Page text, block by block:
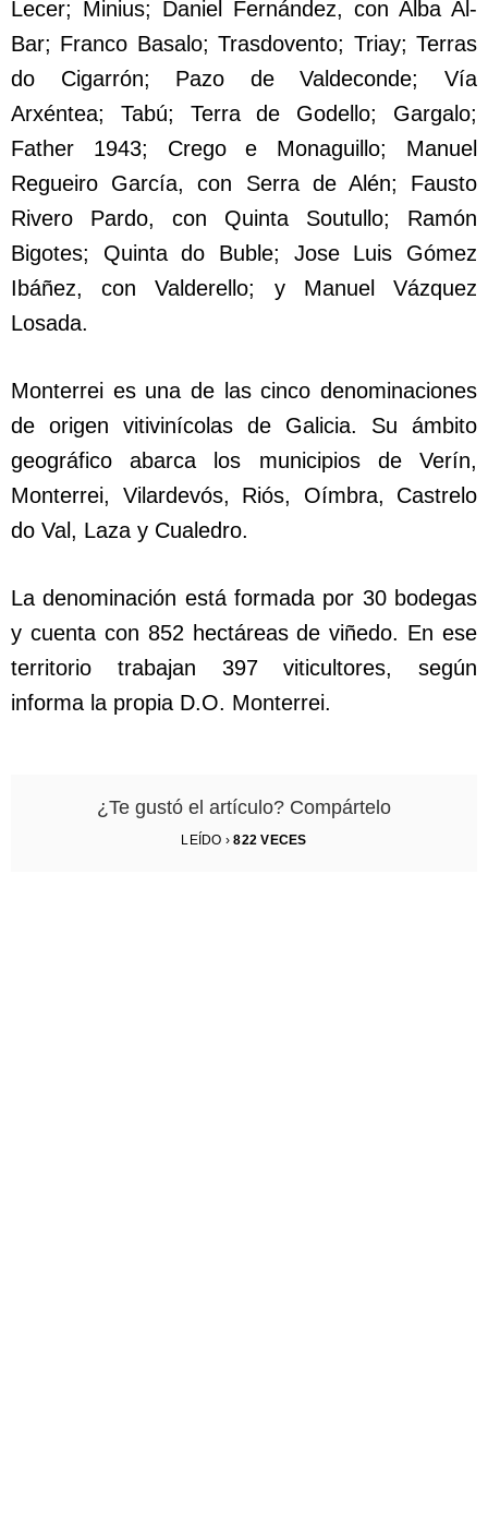
Lecer; Minius; Daniel Fernández, con Alba Al-
Bar; Franco Basalo; Trasdovento; Triay; Terras
do Cigarrón; Pazo de Valdeconde; Vía
Arxéntea; Tabú; Terra de Godello; Gargalo;
Father 1943; Crego e Monaguillo; Manuel
Regueiro García, con Serra de Alén; Fausto
Rivero Pardo, con Quinta Soutullo; Ramón
Bigotes; Quinta do Buble; Jose Luis Gómez
Ibáñez, con Valderello; y Manuel Vázquez
Losada.
Monterrei es una de las cinco denominaciones
de origen vitivinícolas de Galicia. Su ámbito
geográfico abarca los municipios de Verín,
Monterrei, Vilardevós, Riós, Oímbra, Castrelo
do Val, Laza y Cualedro.
La denominación está formada por 30 bodegas
y cuenta con 852 hectáreas de viñedo. En ese
territorio trabajan 397 viticultores, según
informa la propia D.O. Monterrei.
¿Te gustó el artículo? Compártelo
LEÍDO ›822 VECES